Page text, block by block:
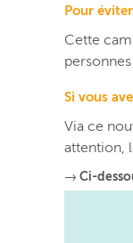
Pour
Cette
Si vous
Via ce
attention, l
→ Ci-